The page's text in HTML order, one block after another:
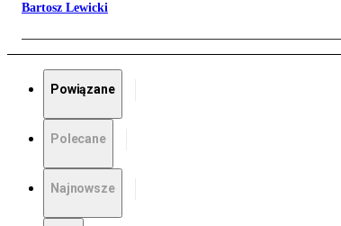
Bartosz Lewicki
Powiązane
Polecane
Najnowsze